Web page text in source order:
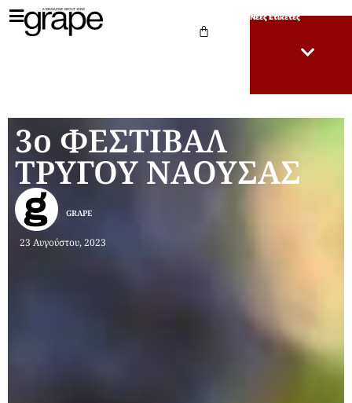
Νέες Ετικέτες
3ο ΦΕΣΤΙΒΑΛ
ΤΡΥΓΟΥ ΝΑΟΥΣΑΣ
23 Αυγούστου, 2023
GRAPE